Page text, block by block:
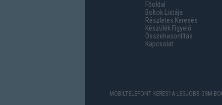
Főoldal
Boltok Listája
Részletes Keresés
Készülék Figyelő
Összehasonlítás
Kapcsolat
MOBILTELEFONT KERES? A LEGJOBB GSM-